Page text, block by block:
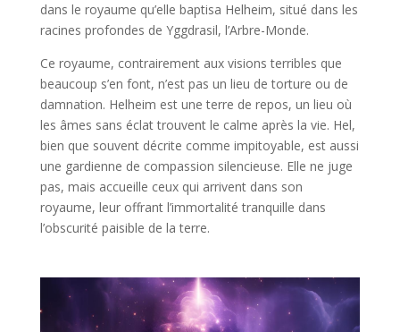
dans le royaume qu’elle baptisa Helheim, situé dans les
racines profondes de Yggdrasil, l’Arbre-Monde.
Ce royaume, contrairement aux visions terribles que
beaucoup s’en font, n’est pas un lieu de torture ou de
damnation. Helheim est une terre de repos, un lieu où
les âmes sans éclat trouvent le calme après la vie. Hel,
bien que souvent décrite comme impitoyable, est aussi
une gardienne de compassion silencieuse. Elle ne juge
pas, mais accueille ceux qui arrivent dans son
royaume, leur offrant l’immortalité tranquille dans
l’obscurité paisible de la terre.